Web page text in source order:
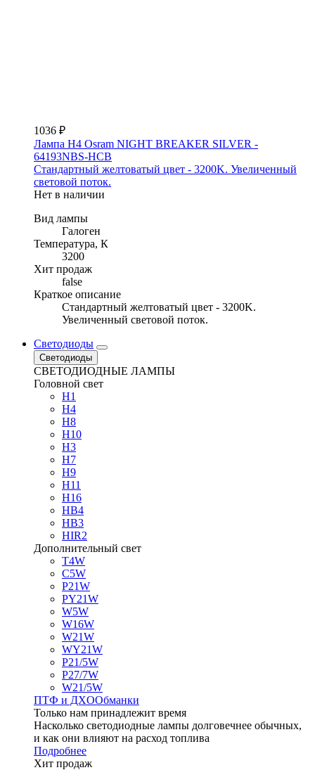
1036 ₽
Лампа H4 Osram NIGHT BREAKER SILVER -
64193NBS-HCB
Стандартный желтоватый цвет - 3200K. Увеличенный
световой поток.
Нет в наличии
Вид лампы
Галоген
Температура, К
3200
Хит продаж
false
Краткое описание
Стандартный желтоватый цвет - 3200K.
Увеличенный световой поток.
Светодиоды
Светодиоды
СВЕТОДИОДНЫЕ ЛАМПЫ
Головной свет
H1
H4
H8
H10
H3
H7
H9
H11
H16
HB4
HB3
HIR2
Дополнительный свет
T4W
C5W
P21W
PY21W
W5W
W16W
W21W
WY21W
P21/5W
P27/7W
W21/5W
ПТФ и ДXООбманки
Только нам принадлежит время
Насколько светодиодные лампы долговечнее обычных,
и как они влияют на расход топлива
Подробнее
Хит продаж